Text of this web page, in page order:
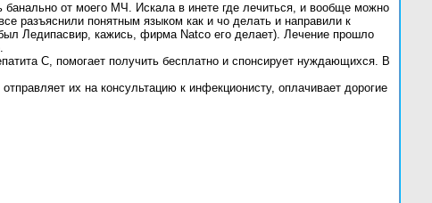
банально от моего МЧ. Искала в инете где лечиться, и вообще можно
разъяснили понятным языком как и чо делать и направили к
Ледипасвир, кажись, фирма Natco его делает). Лечение прошло
С, помогает получить бесплатно и спонсирует нуждающихся. В
их на консультацию к инфекционисту, оплачивает дорогие